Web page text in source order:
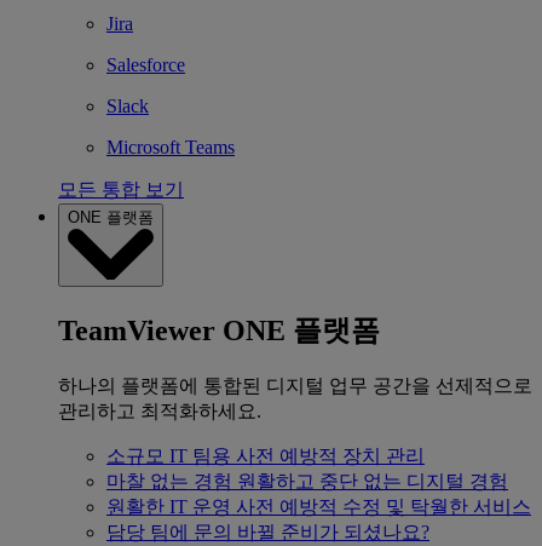
Jira
Salesforce
Slack
Microsoft Teams
모든 통합 보기
ONE 플랫폼
TeamViewer ONE 플랫폼
하나의 플랫폼에 통합된 디지털 업무 공간을 선제적으로
관리하고 최적화하세요.
소규모 IT 팀용 사전 예방적 장치 관리
마찰 없는 경험 원활하고 중단 없는 디지털 경험
원활한 IT 운영 사전 예방적 수정 및 탁월한 서비스
담당 팀에 문의 바뀔 준비가 되셨나요?